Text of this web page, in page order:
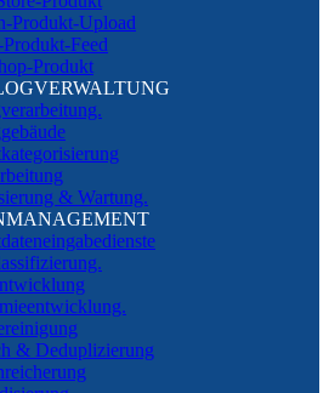
Produkt-Upload
Feed
Produkt
& Wartung.
& Deduplizierung